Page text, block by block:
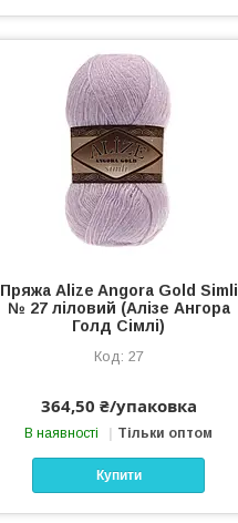
Пряжа Alize Angora Gold Simli
№ 27 ліловий (Алізе Ангора
Голд Сімлі)
27
364,50 ₴/упаковка
В наявності Тільки оптом
Купити